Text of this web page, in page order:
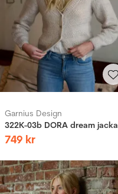
Garnius Design
322K-03b DORA dream jacka
749 kr